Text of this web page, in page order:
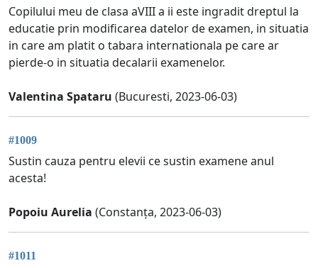
Copilului meu de clasa aVIII a ii este ingradit dreptul la
educatie prin modificarea datelor de examen, in situatia
in care am platit o tabara internationala pe care ar
pierde-o in situatia decalarii examenelor.
Valentina Spataru (Bucuresti, 2023-06-03)
#1009
Sustin cauza pentru elevii ce sustin examene anul
acesta!
Popoiu Aurelia (Constanța, 2023-06-03)
#1011